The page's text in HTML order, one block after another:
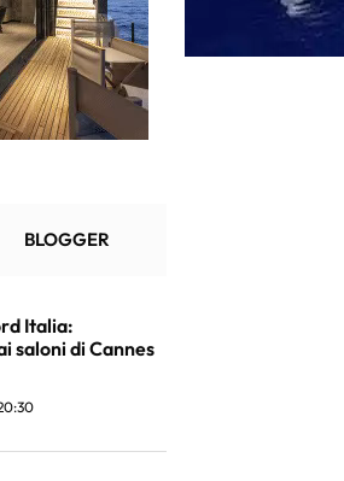
BLOGGER
Italia:
saloni di Cannes